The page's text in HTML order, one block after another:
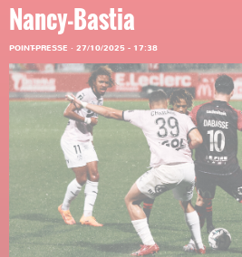
Nancy-Bastia
POINT-PRESSE · 27/10/2025 - 17:38